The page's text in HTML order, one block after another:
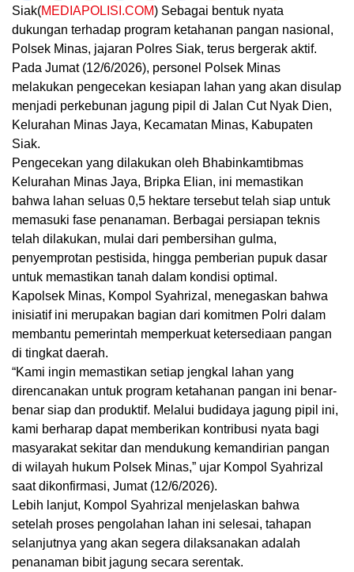
Siak(MEDIAPOLISI.COM) Sebagai bentuk nyata
dukungan terhadap program ketahanan pangan nasional,
Polsek Minas, jajaran Polres Siak, terus bergerak aktif.
Pada Jumat (12/6/2026), personel Polsek Minas
melakukan pengecekan kesiapan lahan yang akan disulap
menjadi perkebunan jagung pipil di Jalan Cut Nyak Dien,
Kelurahan Minas Jaya, Kecamatan Minas, Kabupaten
Siak.
Pengecekan yang dilakukan oleh Bhabinkamtibmas
Kelurahan Minas Jaya, Bripka Elian, ini memastikan
bahwa lahan seluas 0,5 hektare tersebut telah siap untuk
memasuki fase penanaman. Berbagai persiapan teknis
telah dilakukan, mulai dari pembersihan gulma,
penyemprotan pestisida, hingga pemberian pupuk dasar
untuk memastikan tanah dalam kondisi optimal.
Kapolsek Minas, Kompol Syahrizal, menegaskan bahwa
inisiatif ini merupakan bagian dari komitmen Polri dalam
membantu pemerintah memperkuat ketersediaan pangan
di tingkat daerah.
“Kami ingin memastikan setiap jengkal lahan yang
direncanakan untuk program ketahanan pangan ini benar-
benar siap dan produktif. Melalui budidaya jagung pipil ini,
kami berharap dapat memberikan kontribusi nyata bagi
masyarakat sekitar dan mendukung kemandirian pangan
di wilayah hukum Polsek Minas,” ujar Kompol Syahrizal
saat dikonfirmasi, Jumat (12/6/2026).
Lebih lanjut, Kompol Syahrizal menjelaskan bahwa
setelah proses pengolahan lahan ini selesai, tahapan
selanjutnya yang akan segera dilaksanakan adalah
penanaman bibit jagung secara serentak.